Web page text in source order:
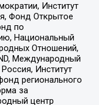
Институт
Фонд Открытое
по
Национальный
Отношений,
Международный
Институт
регионального
за
центр